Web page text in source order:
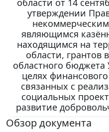
области от 14
утверждении
являющимся
находящимся на
области, грантов
областного бюджета
целях
связанных с
социальных
развитие
Обзор документа